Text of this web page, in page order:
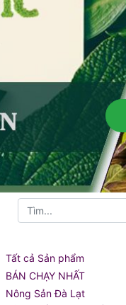
Tất cả Sản phẩm
BÁN CHẠY NHẤT
Nông Sản Đà Lạt